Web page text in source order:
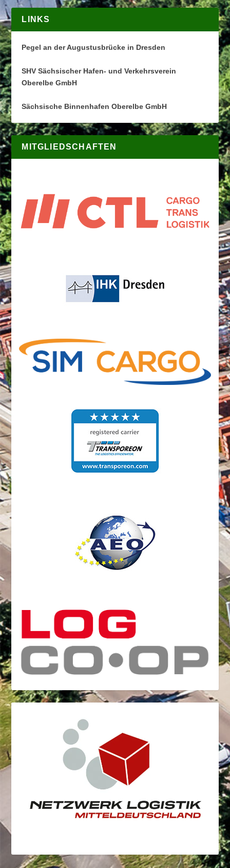
LINKS
Pegel an der Augustusbrücke in Dresden
SHV Sächsischer Hafen- und Verkehrsverein
Oberelbe GmbH
Sächsische Binnenhafen Oberelbe GmbH
MITGLIEDSCHAFTEN